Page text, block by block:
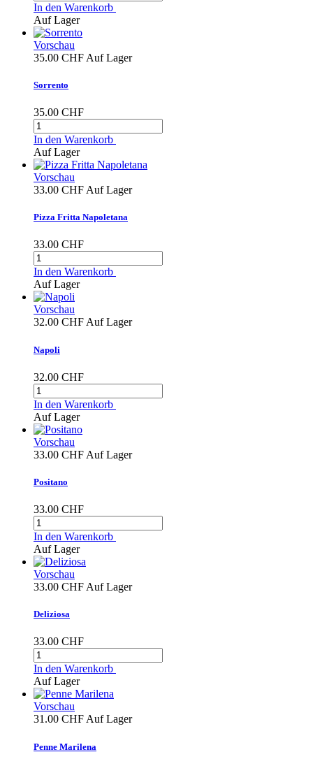
In den Warenkorb
Auf Lager
Vorschau
35.00 CHF Auf Lager
Sorrento
35.00 CHF
In den Warenkorb
Auf Lager
Vorschau
33.00 CHF Auf Lager
Pizza Fritta Napoletana
33.00 CHF
In den Warenkorb
Auf Lager
Vorschau
32.00 CHF Auf Lager
Napoli
32.00 CHF
In den Warenkorb
Auf Lager
Vorschau
33.00 CHF Auf Lager
Positano
33.00 CHF
In den Warenkorb
Auf Lager
Vorschau
33.00 CHF Auf Lager
Deliziosa
33.00 CHF
In den Warenkorb
Auf Lager
Vorschau
31.00 CHFAuf Lager
Penne Marilena